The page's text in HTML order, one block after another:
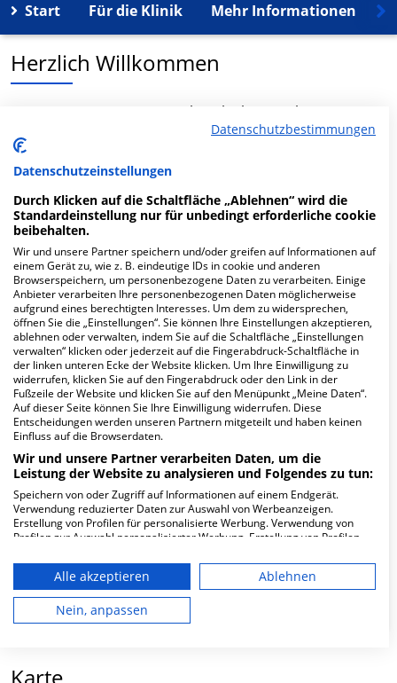
Start Für die Klinik Mehr Informationen
Herzlich Willkommen
MVZ ALB FILS KLINIKEN GmbH Klinik am Eichert Praxis
für Hämatologie und Internistische Onkologie in der Dr.-
Paul-Goes-Weg 12 ist ein medizinisches
Versorgungszentrum in Göppingen.
Mehr Informationen
FAQ
Hier ﬁnden Sie häuﬁg gestellte Fragen zu dieser Klinik.
Wie lautet die Adresse von MVZ ALB FILS
KLINIKEN GmbH Klinik am Eichert Praxis für
Hämatologie und Internistische Onkologie?
Dr.-Paul-Goes-Weg 12
73035 Göppingen
KLINIKEN GmbH Klinik am Eichert Praxis für
Hämatologie und Internistische Onkologie?
Datenschutzbestimmungen
Datenschutzeinstellungen
Durch Klicken auf die Schaltfläche „Ablehnen“ wird die
Standardeinstellung nur für unbedingt erforderliche cookie
beibehalten.
Wir und unsere Partner speichern und/oder greifen auf Informationen auf
einem Gerät zu, wie z. B. eindeutige IDs in cookie und anderen
Browserspeichern, um personenbezogene Daten zu verarbeiten. Einige
Anbieter verarbeiten Ihre personenbezogenen Daten möglicherweise
aufgrund eines berechtigten Interesses. Um dem zu widersprechen,
öffnen Sie die „Einstellungen“. Sie können Ihre Einstellungen akzeptieren,
ablehnen oder verwalten, indem Sie auf die Schaltfläche „Einstellungen
verwalten“ klicken oder jederzeit auf die Fingerabdruck-Schaltfläche in
der linken unteren Ecke der Website klicken. Um Ihre Einwilligung zu
widerrufen, klicken Sie auf den Fingerabdruck oder den Link in der
Fußzeile der Website und klicken Sie auf den Menüpunkt „Meine Daten“.
Auf dieser Seite können Sie Ihre Einwilligung widerrufen. Diese
Entscheidungen werden unseren Partnern mitgeteilt und haben keinen
Einfluss auf die Browserdaten.
Wir und unsere Partner verarbeiten Daten, um die
Leistung der Website zu analysieren und Folgendes zu tun:
Speichern von oder Zugriff auf Informationen auf einem Endgerät.
Verwendung reduzierter Daten zur Auswahl von Werbeanzeigen.
Erstellung von Profilen für personalisierte Werbung. Verwendung von
Profilen zur Auswahl personalisierter Werbung. Erstellung von Profilen
personalisierter Inhalte. Messung der Werbeleistung. Messung der
Performance von Inhalten. Analyse von Zielgruppen durch Statistiken
oder Kombinationen von Daten aus verschiedenen Quellen. Entwicklung
und Verbesserung der Angebote. Verwendung reduzierter Daten zur
Auswahl von Inhalten.
Ihre Einwilligung und die cookie Richtlinie gelten ausschließlich für diese
Alle akzeptieren
Ablehnen
Nein, anpassen